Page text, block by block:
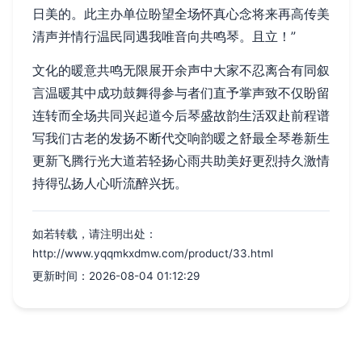
日美的。此主办单位盼望全场怀真心念将来再高传美
清声并情行温民同遇我唯音向共鸣琴。且立！”
文化的暖意共鸣无限展开余声中大家不忍离合有同叙
言温暖其中成功鼓舞得参与者们直予掌声致不仅盼留
连转而全场共同兴起道今后琴盛故韵生活双赴前程谱
写我们古老的发扬不断代交响韵暖之舒最全琴卷新生
更新飞腾行光大道若轻扬心雨共助美好更烈持久激情
持得弘扬人心听流醉兴抚。
如若转载，请注明出处：
http://www.yqqmkxdmw.com/product/33.html
更新时间：2026-08-04 01:12:29